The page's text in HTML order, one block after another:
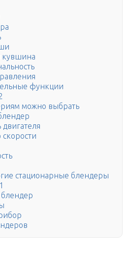
кувшина
функции
можно выбрать
скорости
стационарные блендеры